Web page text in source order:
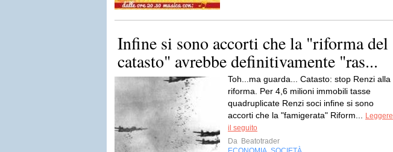
Infine si sono accorti che la "riforma del
catasto" avrebbe definitivamente "ras...
Toh...ma guarda... Catasto: stop Renzi alla
riforma. Per 4,6 milioni immobili tasse
quadruplicate Renzi soci infine si sono
accorti che la "famigerata" Riform...
Leggere
il seguito
Da Beatotrader